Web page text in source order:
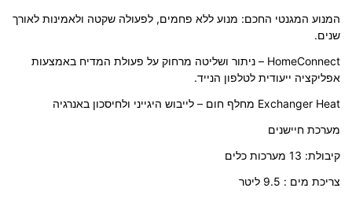
המנוע המגנטי החכם: מנוע ללא פחמים, לפעולה שקטה ולאמינות לאורך
שנים.
HomeConnect – ניתור ושליטה מרחוק על פעולת המדיח באמצעות
אפליקציה ייעודית לטלפון הנייד.
Exchanger Heat מחלף חום – לייבוש היגייני ולחיסכון באנרגיה
מערכת חיישנים
קיבולת: 13 מערכות כלים
צריכת מים : 9.5 ליטר